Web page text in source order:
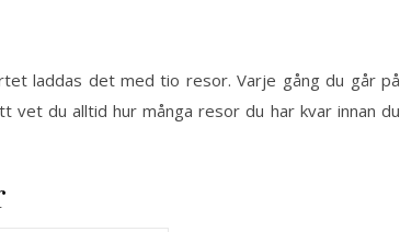
laddas det med tio resor. Varje gång du går på
du alltid hur många resor du har kvar innan du